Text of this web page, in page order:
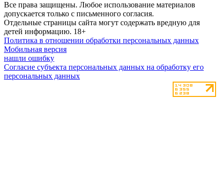
Все права защищены. Любое использование материалов
допускается только с письменного согласия.
Отдельные страницы сайта могут содержать вредную для
детей информацию. 18+
Политика в отношении обработки персональных данных
Мобильная версия
нашли ошибку
Согласие субъекта персональных данных на обработку его
персональных данных